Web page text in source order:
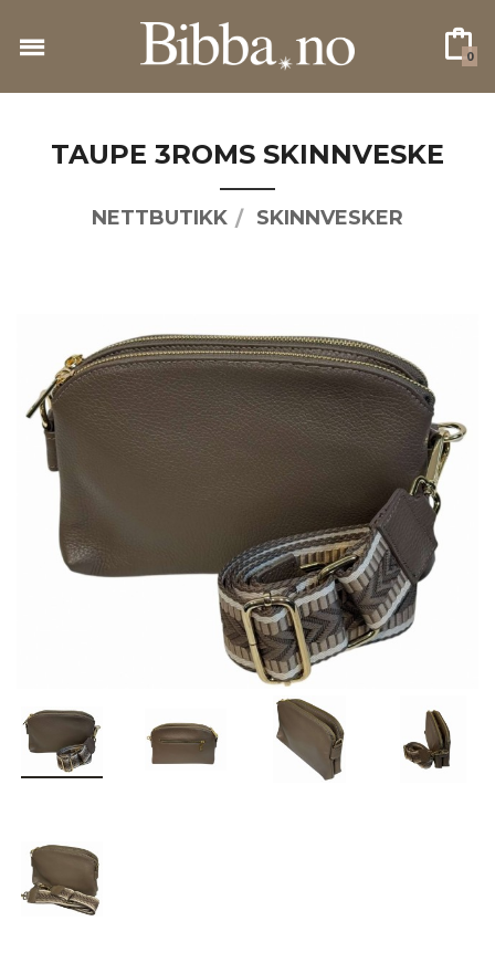
0
TAUPE 3ROMS SKINNVESKE
NETTBUTIKK SKINNVESKER